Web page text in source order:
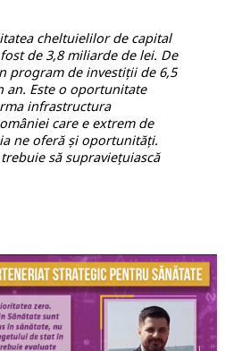
cheltuielilor de capital
de 3,8 miliarde de lei. De
program de investiții de 6,5
Este o oportunitate
infrastructura
care e extrem de
ne oferă și oportunități.
să supraviețuiască